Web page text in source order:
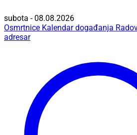
subota - 08.08.2026
Osmrtnice Kalendar događanja
adresar